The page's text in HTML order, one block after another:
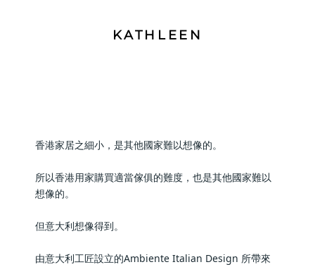
KATHLEEN
香港家居之細小，是其他國家難以想像的。
所以香港用家購買適當傢俱的難度，也是其他國家難以
想像的。
但意大利想像得到。
由意大利工匠設立的Ambiente Italian Design 所帶來